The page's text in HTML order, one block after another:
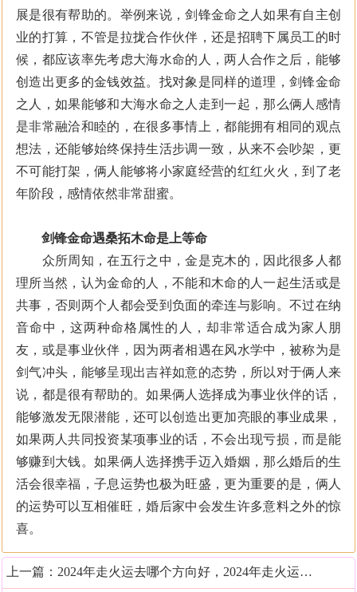
展是很有帮助的。举例来说，剑锋金命之人如果有自主创
业的打算，不管是拉拢合作伙伴，还是招聘下属员工的时
候，都应该率先考虑大海水命的人，两人合作之后，能够
创造出更多的金钱效益。找对象是同样的道理，剑锋金命
之人，如果能够和大海水命之人走到一起，那么俩人感情
是非常融洽和睦的，在很多事情上，都能拥有相同的观点
想法，还能够始终保持生活步调一致，从来不会吵架，更
不可能打架，俩人能够将小家庭经营的红红火火，到了老
年阶段，感情依然非常甜蜜。
剑锋金命遇桑拓木命是上等命
众所周知，在五行之中，金是克木的，因此很多人都
理所当然，认为金命的人，不能和木命的人一起生活或是
共事，否则两个人都会受到负面的牵连与影响。不过在纳
音命中，这两种命格属性的人，却非常适合成为家人朋
友，或是事业伙伴，因为两者相遇在风水学中，被称为是
剑气冲头，能够呈现出吉祥如意的态势，所以对于俩人来
说，都是很有帮助的。如果俩人选择成为事业伙伴的话，
能够激发无限潜能，还可以创造出更加亮眼的事业成果，
如果两人共同投资某项事业的话，不会出现亏损，而是能
够赚到大钱。如果俩人选择携手迈入婚姻，那么婚后的生
活会很幸福，子息运势也极为旺盛，更为重要的是，俩人
的运势可以互相催旺，婚后家中会发生许多意料之外的惊
喜。
上一篇： 2024年走火运去哪个方向好，2024年走火运最佳的发展方向